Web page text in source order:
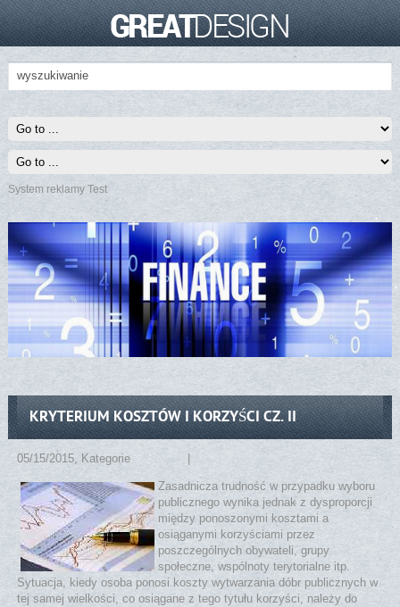
System reklamy Test
KRYTERIUM KOSZTÓW I KORZYŚCI CZ. II
05/15/2015, Kategorie Praktyka
Zasadnicza trudność w przypadku wyboru
publicznego wynika jednak z dysproporcji
między ponoszonymi kosztami a
osiąganymi korzyściami przez
poszczególnych obywateli, grupy
społeczne, wspólnoty terytorialne itp.
Sytuacja, kiedy osoba ponosi koszty wytwarzania dóbr publicznych w
tej samej wielkości, co osiągane z tego tytułu korzyści, należy do